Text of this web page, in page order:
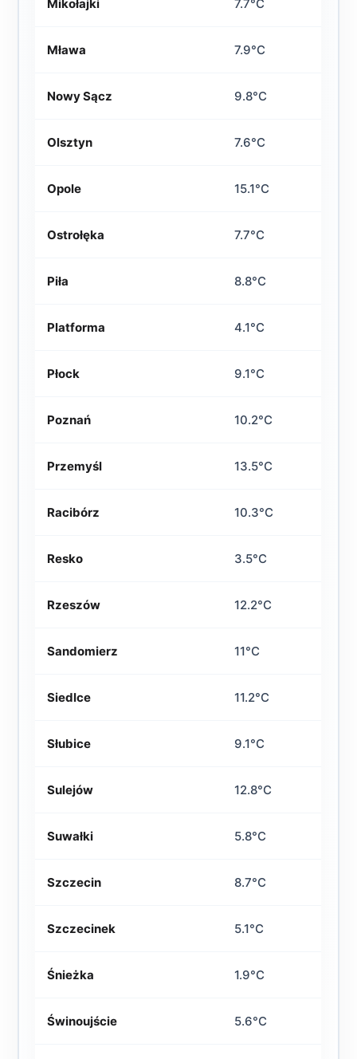
Mikołajki 7.7°C
Mława 7.9°C
Nowy Sącz 9.8°C
Olsztyn 7.6°C
Opole 15.1°C
Ostrołęka 7.7°C
Piła 8.8°C
Platforma 4.1°C
Płock 9.1°C
Poznań 10.2°C
Przemyśl 13.5°C
Racibórz 10.3°C
Resko 3.5°C
Rzeszów 12.2°C
Sandomierz 11°C
Siedlce 11.2°C
Słubice 9.1°C
Sulejów 12.8°C
Suwałki 5.8°C
Szczecin 8.7°C
Szczecinek 5.1°C
Śnieżka 1.9°C
Świnoujście 5.6°C